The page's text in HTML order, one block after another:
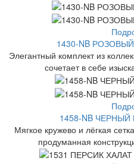
1430-NB
Элегантный комплект из
сочетает в себе
1458-NB
Мягкое кружево и лёгкая
продуманная